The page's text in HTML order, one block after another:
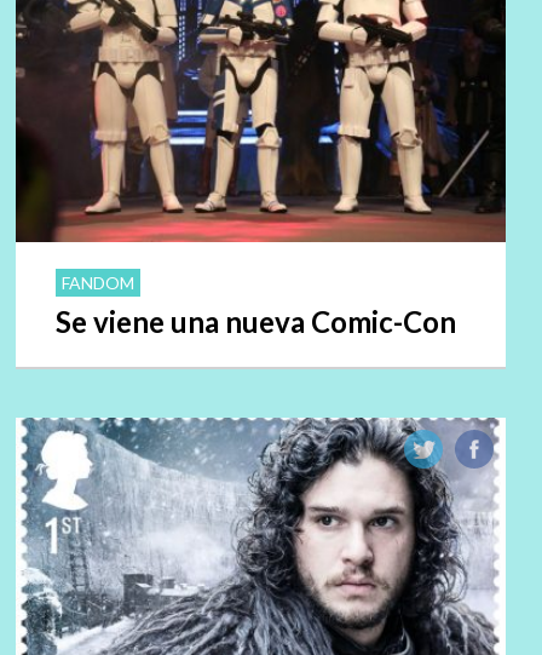
FANDOM
Se viene una nueva Comic-Con